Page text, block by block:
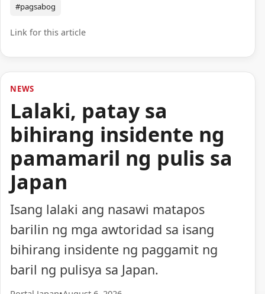
#pagsabog
Link for this article
NEWS
Lalaki, patay sa
bihirang insidente ng
pamamaril ng pulis sa
Japan
Isang lalaki ang nasawi matapos
barilin ng mga awtoridad sa isang
bihirang insidente ng paggamit ng
baril ng pulisya sa Japan.